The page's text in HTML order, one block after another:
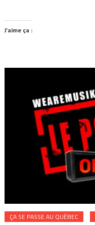
J’aime ça :
ÇA SE PASSE AU QUÉBEC